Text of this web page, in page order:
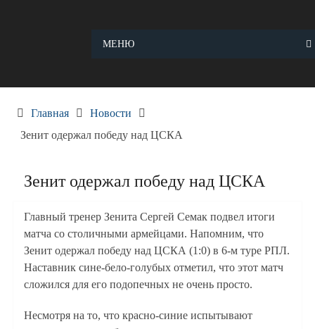
МЕНЮ
Главная
Новости
Зенит одержал победу над ЦСКА
Зенит одержал победу над ЦСКА
Главный тренер Зенита Сергей Семак подвел итоги
матча со столичными армейцами. Напомним, что
Зенит одержал победу над ЦСКА (1:0) в 6-м туре РПЛ.
Наставник сине-бело-голубых отметил, что этот матч
сложился для его подопечных не очень просто.
Несмотря на то, что красно-синие испытывают